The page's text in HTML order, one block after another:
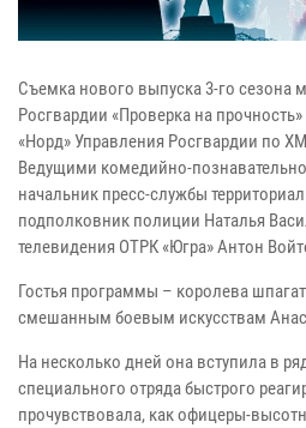
Съемка нового выпуска 3-го сезона
Росгвардии «Проверка на
«Норд» Управления Росгвардии по
Ведущими комедийно-
начальник пресс-службы
подполковник полиции Наталья
телевидения ОТРК «Югра» Антон
Гостья программы – королева
смешанным боевым искусствам
На несколько дней она вступила в
специального отряда быстрого
прочувствовала, как офицеры-